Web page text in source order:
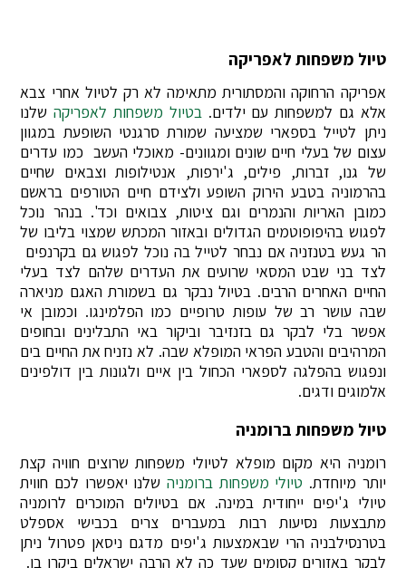
טיול משפחות לאפריקה
אפריקה הרחוקה והמסתורית מתאימה לא רק לטיול אחרי צבא
אלא גם למשפחות עם ילדים.בטיול משפחות לאפריקהשלנו
ניתן לטייל בספארי שמציעה שמורת סרגנטי השופעת במגוון
עצום של בעלי חיים שונים ומגוונים- מאוכלי העשב כמו עדרים
של גנו, זברות, פילים, ג'ירפות, אנטילופות וצבאים שחיים
בהרמוניה בטבע הירוק השופע ולצידם חיים הטורפים בראשם
כמובן האריות והנמרים וגם ציטות, צבואים וכד'. בנהר נוכל
לפגוש בהיפופוטמים הגדולים ובאזור המכתש שמצוי בליבו של
הר געש בטנזניה אם נבחר לטייל בה נוכל לפגוש גם בקרנפים
לצד בני שבט המסאי שרועים את העדרים שלהם לצד בעלי
החיים האחרים הרבים. בטיול נבקר גם בשמורת האגם מניארה
שבה עושר רב של עופות טרופיים כמו הפלמינגו. וכמובן אי
אפשר בלי לבקר גם בזנזיבר וביקור באי התבלינים ובחופים
המרהיבים והטבע הפראי המופלא שבה. לא נזניח את החיים בים
ונפגוש בהפלגה לספארי הכחול בין איים ולגונות בין דולפינים
אלמוגים ודגים.
טיול משפחות ברומניה
רומניה היא מקום מופלא לטיולי משפחות שרוצים חוויה קצת
יותר מיוחדת. טיולי משפחות ברומניה שלנו יאפשרו לכם חווית
טיולי ג'יפים ייחודית במינה. אם בטיולים המוכרים לרומניה
מתבצעות נסיעות רבות במעברים צרים בכבישי אספלט
בטרנסילבניה הרי שבאמצעות ג'יפים מדגם ניסאן פטרול ניתן
לבקר באזורים קסומים שעד כה לא הרבה ישראלים ביקרו בו.